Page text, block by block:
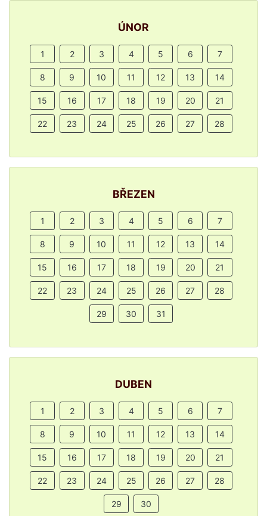
ÚNOR
1 2 3 4 5 6 7
8 9 10 11 12 13 14
15 16 17 18 19 20 21
22 23 24 25 26 27 28
BŘEZEN
1 2 3 4 5 6 7
8 9 10 11 12 13 14
15 16 17 18 19 20 21
22 23 24 25 26 27 28
29 30 31
DUBEN
1 2 3 4 5 6 7
8 9 10 11 12 13 14
15 16 17 18 19 20 21
22 23 24 25 26 27 28
29 30